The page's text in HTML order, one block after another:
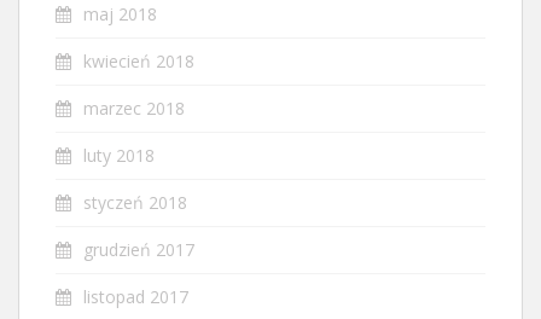
maj 2018
kwiecień 2018
marzec 2018
luty 2018
styczeń 2018
grudzień 2017
listopad 2017